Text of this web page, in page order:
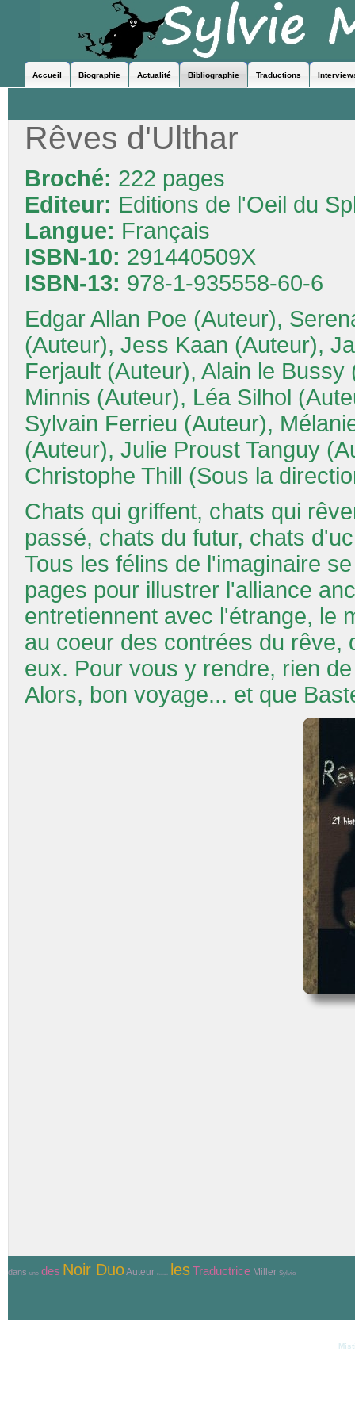
Accueil Biographie Actualité Bibliographie Traductions
Rêves d'Ulthar
Broché: 222 pages
Editeur: Editions de l'Oeil du
Langue: Français
ISBN-10: 291440509X
ISBN-13: 978-1-935558-60-6
Edgar Allan Poe (Auteur),
(Auteur), Jess Kaan (Auteur),
Ferjault (Auteur), Alain le
Minnis (Auteur), Léa Silhol
Sylvain Ferrieu (Auteur),
(Auteur), Julie Proust Tanguy
Christophe Thill (Sous la
Chats qui griffent, chats qui
passé, chats du futur, chats
Tous les félins de l'imaginaire
pages pour illustrer l'alliance
entretiennent avec l'étrange, le
au coeur des contrées du
eux. Pour vous y rendre, rien
Alors, bon voyage... et que
dans une des Noir DuoAuteur Ecrivain lesTraductrice Miller Sylvie